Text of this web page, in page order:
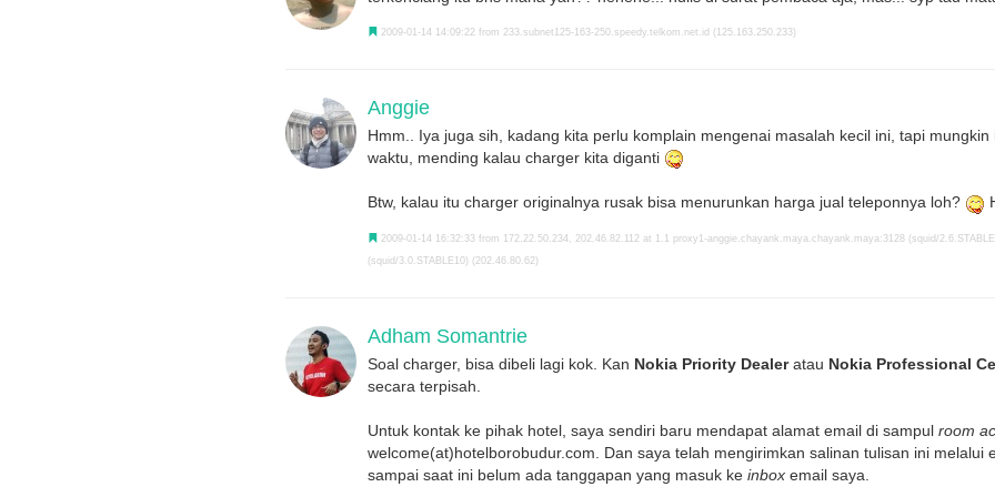
2009-01-14 14:09:22 from 233.subnet125-163-250.speedy.telkom.net.id (125.163.250.233)
Anggie
Hmm.. Iya juga sih, kadang kita perlu komplain mengenai masalah kecil ini, tapi
waktu, mending kalau charger kita diganti
Btw, kalau itu charger originalnya rusak bisa menurunkan harga jual teleponnya loh?
2009-01-14 16:32:33 from 172.22.50.234, 202.46.82.112 at 1.1 proxy1-anggie.chayank.maya.chayank.maya:3128 (squid/
(squid/3.0.STABLE10) (202.46.80.62)
Adham Somantrie
Soal charger, bisa dibeli lagi kok. Kan Nokia Priority Dealeratau Nokia Professional
secara terpisah.
Untuk kontak ke pihak hotel, saya sendiri baru mendapat alamat email di sampul room
welcome(at)hotelborobudur.com. Dan saya telah mengirimkan salinan tulisan ini melalui
sampai saat ini belum ada tanggapan yang masuk ke inbox email saya.